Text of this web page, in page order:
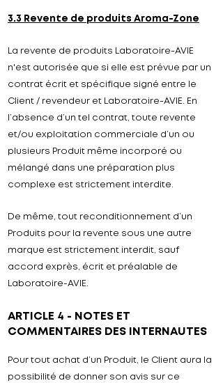
3.3 Revente de produits Aroma-Zone
La revente de produits Laboratoire-AVIE
n'est autorisée que si elle est prévue par un
contrat écrit et spécifique signé entre le
Client / revendeur et Laboratoire-AVIE . En
l’absence d’un tel contrat, toute revente
et/ou exploitation commerciale d’un ou
plusieurs Produit même incorporé ou
mélangé dans une préparation plus
complexe est strictement interdite.
De même, tout reconditionnement d’un
Produits pour la revente sous une autre
marque est strictement interdit, sauf
accord exprès, écrit et préalable de
Laboratoire-AVIE
ARTICLE 4 - NOTES ET
COMMENTAIRES DES INTERNAUTES
Pour tout achat d’un Produit, le Client aura la
possibilité de donner son avis sur ce